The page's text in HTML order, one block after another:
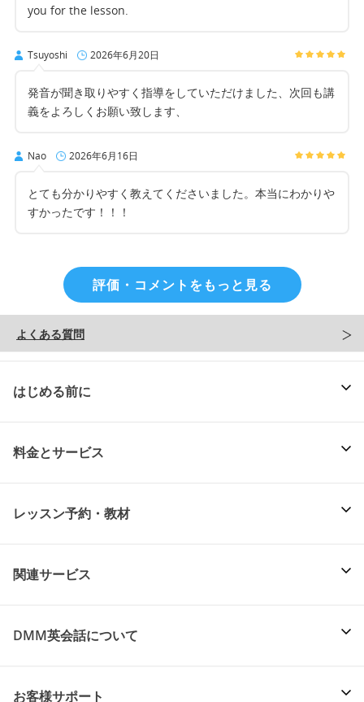
you for the lesson.
Tsuyoshi 2026年6月20日
発音が聞き取りやすく指導をしていただけました、次回も講
義をよろしくお願い致します、
Nao 2026年6月16日
とても分かりやすく教えてくださいました。本当にわかりや
すかったです！！！
評価・コメントをもっと見る
よくある質問
はじめる前に
料金とサービス
レッスン予約・教材
関連サービス
DMM英会話について
お客様サポート